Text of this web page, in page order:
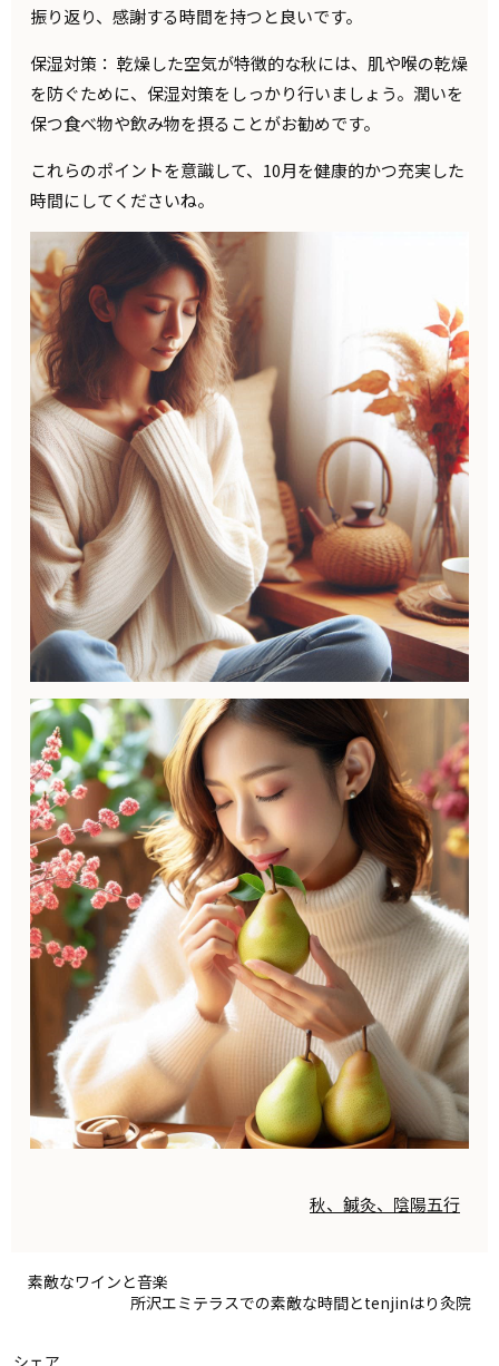
振り返り、感謝する時間を持つと良いです。
保湿対策： 乾燥した空気が特徴的な秋には、肌や喉の乾燥
を防ぐために、保湿対策をしっかり行いましょう。潤いを
保つ食べ物や飲み物を摂ることがお勧めです。
これらのポイントを意識して、10月を健康的かつ充実した
時間にしてくださいね。
秋、鍼灸、陰陽五行
素敵なワインと音楽
所沢エミテラスでの素敵な時間とtenjinはり灸院
シェア